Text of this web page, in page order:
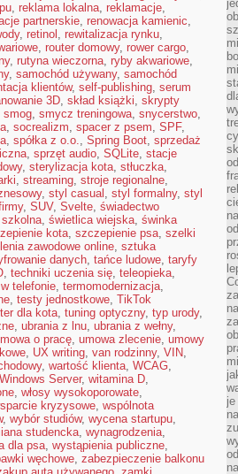
, reklama lokalna, reklamacje,
partnerskie, renowacja kamienic,
, retinol , rewitalizacja rynku,
, router domowy, rower cargo,
, rutyna wieczorna, ryby akwariowe,
, samochód używany, samochód
klientów, self-publishing, serum
3D, skład książki, skrypty
smog, smycz treningowa, snycerstwo,
, socrealizm, spacer z psem, SPF,
, spółka z o.o., Spring Boot, sprzedaż
, sprzęt audio, SQLite, stacje
, sterylizacja kota, stłuczka,
, streaming, stroje regionalne,
, styl casual , styl formalny, styl
, SUV, Svelte, świadectwo
, świetlica wiejska, świnka
kota, szczepienie psa, szelki
zawodowe online, sztuka
danych, tańce ludowe, taryfy
, techniki uczenia się, teleopieka,
telefonie, termomodernizacja,
, testy jednostkowe, TikTok
dla kota, tuning optyczny, typ urody,
, ubrania z lnu, ubrania z wełny,
o pracę, umowa zlecenie, umowy
, UX writing, van rodzinny, VIN,
, wartość klienta, WCAG,
Windows Server, witamina D,
, włosy wysokoporowate,
kryzysowe, wspólnota
, wybór studiów, wycena startupu,
studencka, wynagrodzenia,
dla psa, wystąpienia publiczne,
węchowe, zabezpieczenie balkonu